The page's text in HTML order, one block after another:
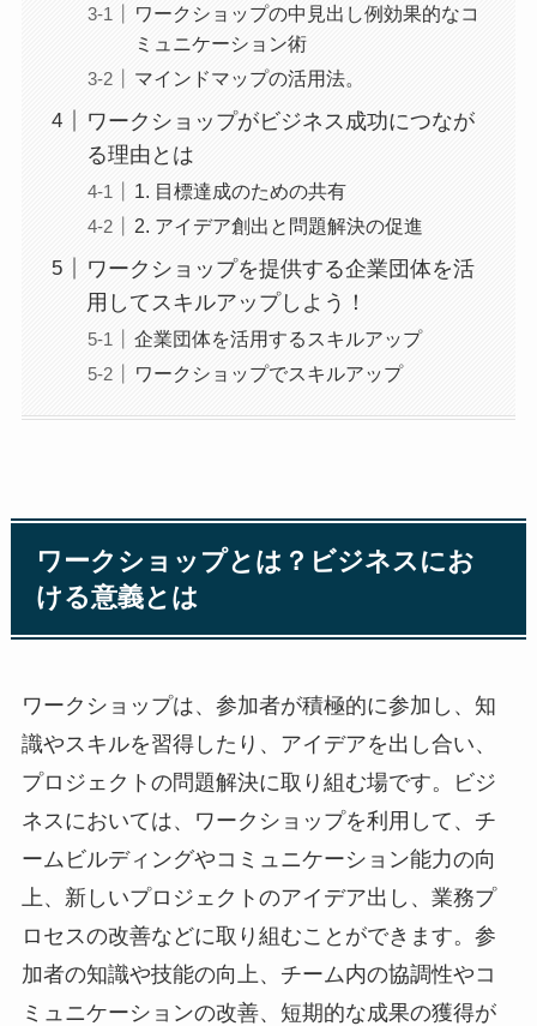
ワークショップの中見出し例効果的なコ
ミュニケーション術
マインドマップの活用法。
ワークショップがビジネス成功につなが
る理由とは
1. 目標達成のための共有
2. アイデア創出と問題解決の促進
ワークショップを提供する企業団体を活
用してスキルアップしよう！
企業団体を活用するスキルアップ
ワークショップでスキルアップ
ワークショップとは？ビジネスにお
ける意義とは
ワークショップは、参加者が積極的に参加し、知
識やスキルを習得したり、アイデアを出し合い、
プロジェクトの問題解決に取り組む場です。ビジ
ネスにおいては、ワークショップを利用して、チ
ームビルディングやコミュニケーション能力の向
上、新しいプロジェクトのアイデア出し、業務プ
ロセスの改善などに取り組むことができます。参
加者の知識や技能の向上、チーム内の協調性やコ
ミュニケーションの改善、短期的な成果の獲得が